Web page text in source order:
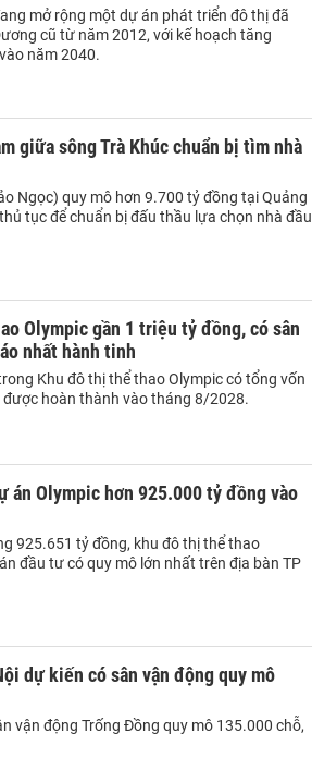
mở rộng một dự án phát triển đô thị đã
cũ từ năm 2012, với kế hoạch tăng
năm 2040.
giữa sông Trà Khúc chuẩn bị tìm nhà
Ngọc) quy mô hơn 9.700 tỷ đồng tại Quảng
tục để chuẩn bị đấu thầu lựa chọn nhà đầu
Olympic gần 1 triệu tỷ đồng, có sân
nhất hành tinh
Khu đô thị thể thao Olympic có tổng vốn
hoàn thành vào tháng 8/2028.
án Olympic hơn 925.000 tỷ đồng vào
925.651 tỷ đồng, khu đô thị thể thao
đầu tư có quy mô lớn nhất trên địa bàn TP
dự kiến có sân vận động quy mô
vận động Trống Đồng quy mô 135.000 chỗ,